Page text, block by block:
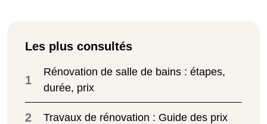
Les plus consultés
1
Rénovation de salle de bains : étapes,
durée, prix
2 Travaux de rénovation : Guide des prix